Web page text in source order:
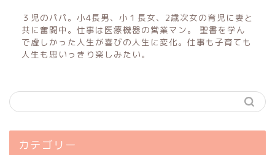
３児のパパ。小4長男、小１長女、2歳次女の育児に妻と
共に奮闘中。仕事は医療機器の営業マン。 聖書を学ん
で虚しかった人生が喜びの人生に変化。仕事も子育ても
人生も思いっきり楽しみたい。
カテゴリー